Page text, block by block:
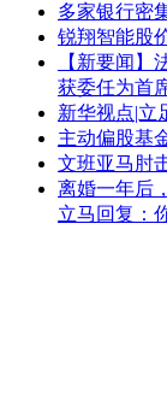
多家银行密
锐翔智能股
【新要闻】
获委任为首
新华视点|立
主动偏股基
文班亚马肘
离婚一年后
立马回复：